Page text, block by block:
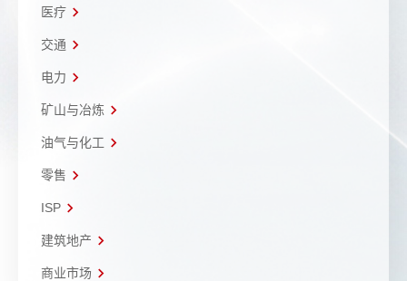
医疗
交通
电力
矿山与冶炼
油气与化工
零售
ISP
建筑地产
商业市场